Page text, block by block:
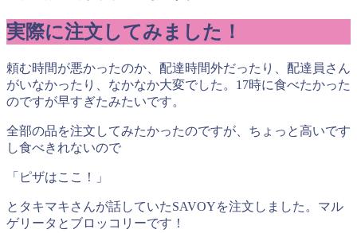
実際に注文してみました！
頼む時間が悪かったのか、配達時間外だったり、配達員さん
がいなかったり、なかなか大変でした。17時に食べたかった
のですが早すぎたみたいです。
全部の品を注文してみたかったのですが、ちょっと高いです
し食べきれないので
「ピザはここ！」
とタキマキさんが話していたSAVOYを注文しました。マル
ゲリータとブロッコリーです！